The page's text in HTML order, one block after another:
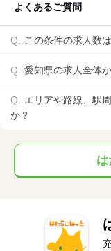
よくあるご質問
この条件の求人数
愛知県の求人全体
エリアや路線、駅
か？